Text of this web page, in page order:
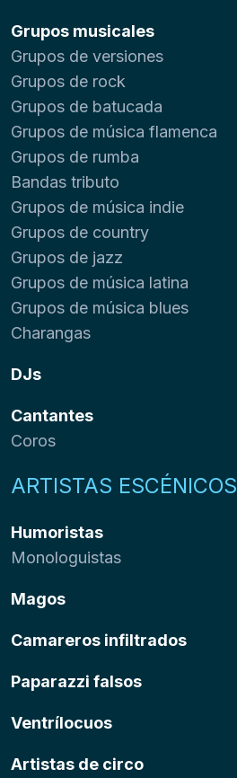
Grupos musicales
Grupos de versiones
Grupos de rock
Grupos de batucada
Grupos de música flamenca
Grupos de rumba
Bandas tributo
Grupos de música indie
Grupos de country
Grupos de jazz
Grupos de música latina
Grupos de música blues
Charangas
DJs
Cantantes
Coros
ARTISTAS ESCÉNICOS
Humoristas
Monologuistas
Magos
Camareros infiltrados
Paparazzi falsos
Ventrílocuos
Artistas de circo